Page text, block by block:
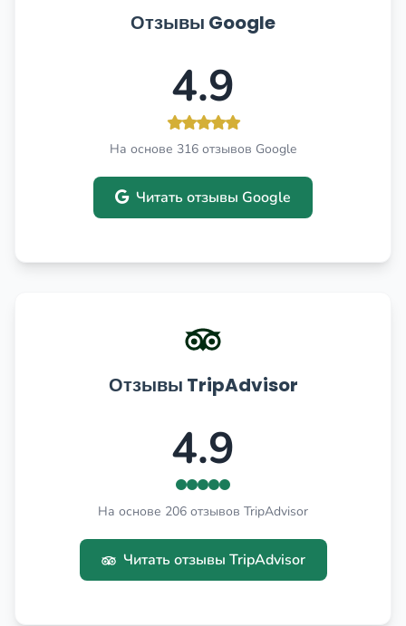
Отзывы Google
4.9
На основе 316 отзывов Google
Читать отзывы Google
Отзывы TripAdvisor
4.9
На основе 206 отзывов TripAdvisor
Читать отзывы TripAdvisor